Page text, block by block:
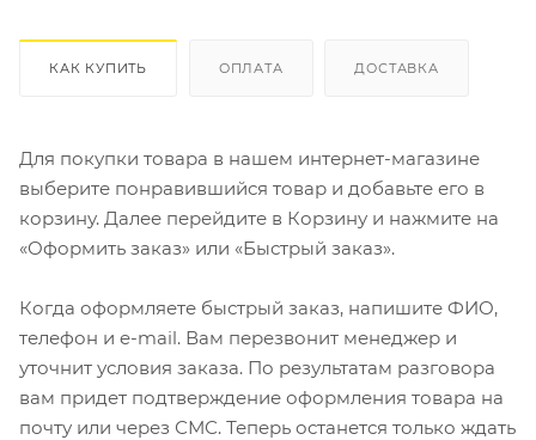
КАК КУПИТЬ ОПЛАТА ДОСТАВКА
Для покупки товара в нашем интернет-магазине
выберите понравившийся товар и добавьте его в
корзину. Далее перейдите в Корзину и нажмите на
«Оформить заказ» или «Быстрый заказ».
Когда оформляете быстрый заказ, напишите ФИО,
телефон и e-mail. Вам перезвонит менеджер и
уточнит условия заказа. По результатам разговора
вам придет подтверждение оформления товара на
почту или через СМС. Теперь останется только ждать